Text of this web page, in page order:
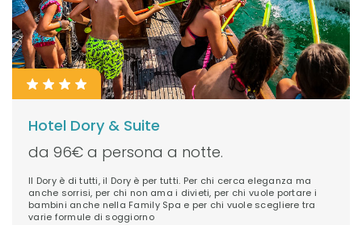
Hotel Dory & Suite
da 96€ a persona a notte.
Il Dory è di tutti, il Dory è per tutti. Per chi cerca eleganza ma
anche sorrisi, per chi non ama i divieti, per chi vuole portare i
bambini anche nella Family Spa e per chi vuole scegliere tra
varie formule di soggiorno